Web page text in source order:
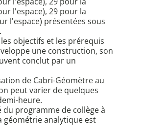
l'espace), 29 pour la
l'espace) présentées sous
objectifs et les prérequis
une construction, son
conclut par un
de Cabri-Géomètre au
peut varier de quelques
heure.
du programme de collège à
géométrie analytique est